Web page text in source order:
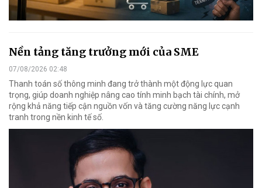
Nền tảng tăng trưởng mới của SME
07/08/2026 02:48
Thanh toán số thông minh đang trở thành một động lực quan
trọng, giúp doanh nghiệp nâng cao tính minh bạch tài chính, mở
rộng khả năng tiếp cận nguồn vốn và tăng cường năng lực cạnh
tranh trong nền kinh tế số.